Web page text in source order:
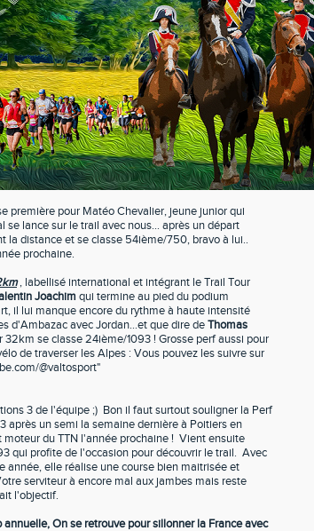
première pour Matéo Chevalier, jeune junior qui
se lance sur le trail avec nous... après un départ
la distance et se classe 54ième/750, bravo à lui..
prochaine.
, labellisé international et intégrant le Trail Tour
Joachim qui termine au pied du podium
il lui manque encore du rythme à haute intensité
d'Ambazac avec Jordan...et que dire deThomas
se classe 24ième/1093 ! Grosse perf aussi pour
de traverser les Alpes : Vous pouvez les suivre sur
@valtosport"
3 de l'équipe ;) Bon il faut surtout souligner la Perf
après un semi la semaine dernière à Poitiers en
moteur du TTN l'année prochaine ! Vient ensuite
qui profite de l'occasion pour découvrir le trail. Avec
année, elle réalise une course bien maitrisée et
serviteur à encore mal aux jambes mais reste
l'objectif.
On se retrouve pour sillonner la France avec